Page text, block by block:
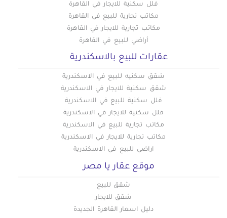
فلل سكنية للايجار في القاهرة
مكاتب تجارية للبيع في القاهرة
مكاتب تجارية للايجار في القاهرة
أراضي للبيع في القاهرة
عقارات للبيع بالاسكندرية
شقق سكنيه للبيع في الاسكندرية
شقق سكنية للايجار في الاسكندرية
فلل سكنية للبيع في الاسكندرية
فلل سكنية للايجار في الاسكندرية
مكاتب تجارية للبيع في الاسكندرية
مكاتب تجارية للايجار في الاسكندرية
اراضي للبيع في الاسكندرية
موقع عقار يا مصر
شقق للبيع
شقق للايجار
دليل اسعار القاهرة الجديدة